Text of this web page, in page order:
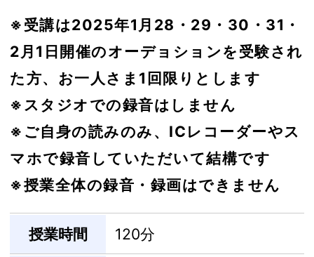
※受講は2025年1月28・29・30・31・
2月1日開催のオーデョションを受験され
た方、お一人さま1回限りとします
※スタジオでの録音はしません
※ご自身の読みのみ、ICレコーダーやス
マホで録音していただいて結構です
※授業全体の録音・録画はできません
授業時間 120分